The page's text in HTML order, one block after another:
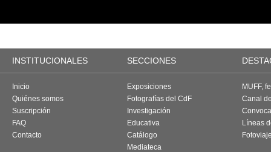
INSTITUCIONALES SECCIONES
Inicio
Quiénes somos
Suscripción
FAQ
Contacto
Exposiciones
Fotografías del CdF
Investigación
Educativa
Catálogo
Mediateca
MUFF,
Canal
Líneas